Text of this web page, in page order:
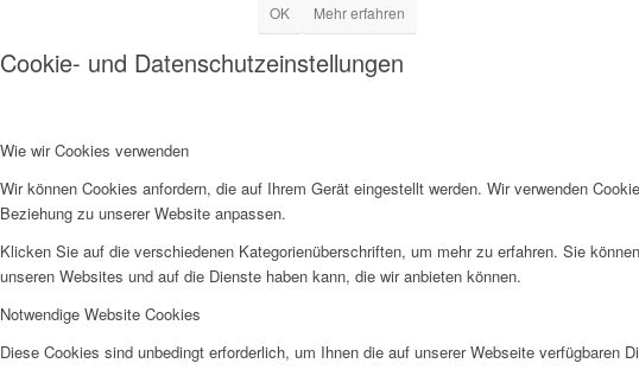
OK Mehr erfahren
Cookie- und Datenschutzeinstellungen
Wie wir Cookies verwenden
Wir können Cookies anfordern, die auf Ihrem Gerät eingestellt werden. Wir verwenden
Beziehung zu unserer Website anpassen.
Klicken Sie auf die verschiedenen Kategorienüberschriften, um mehr zu erfahren. Sie
unseren Websites und auf die Dienste haben kann, die wir anbieten können.
Notwendige Website Cookies
Diese Cookies sind unbedingt erforderlich, um Ihnen die auf unserer Webseite verfügbaren